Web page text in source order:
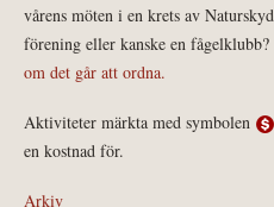
vårens möten i en krets av
förening eller kanske en fågelklubb?
om det går att ordna.
Aktiviteter märkta med symbolen
en kostnad för.
Arkiv